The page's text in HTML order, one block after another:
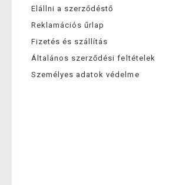
Elállni a szerződéstő
Reklamációs űrlap
Fizetés és szállítás
Általános szerződési feltételek
Személyes adatok védelme